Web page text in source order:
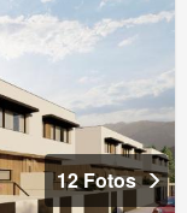
12 Fotos